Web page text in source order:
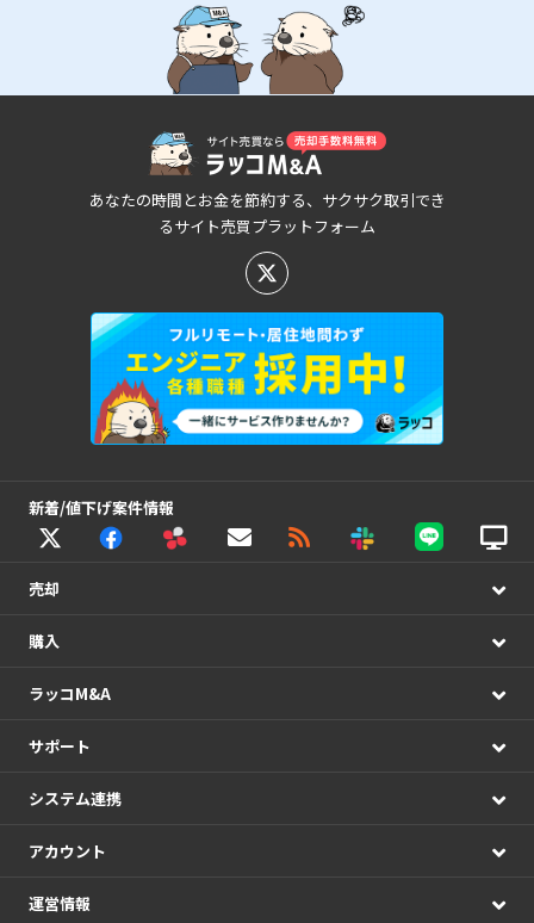
あなたの時間とお金を節約する、サクサク取引でき
るサイト売買プラットフォーム
新着/値下げ案件情報
売却
購入
ラッコM&A
サポート
システム連携
アカウント
運営情報